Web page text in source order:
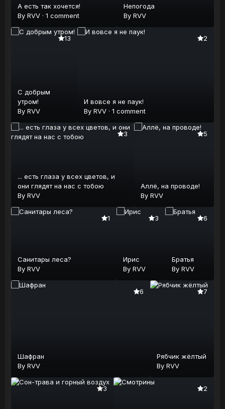
А есть так хочется!
By RVV · 1 comment
Непогода
By RVV
13
С добрым
утром!
By RVV
2
И вовсе я не паук!
By RVV· 1 comment
3
... есть глаза у всех цветов, и
они глядят на нас с тобою
By RVV
5
Аллё, на проводе!
ByRVV
1
Санитары леса?
By RVV
3
Ирис
By RVV
6
Братья
ByRVV
6
Шафран
By RVV
7
Рябчик жёлтый
ByRVV
3 2